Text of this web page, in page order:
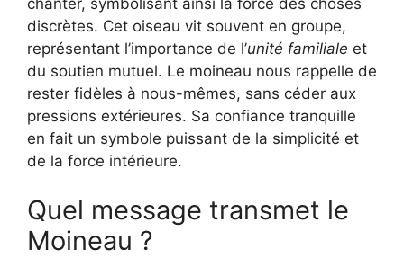
discrètes. Cet oiseau vit souvent en groupe,
représentant l’importance de l’unité familiale et
du soutien mutuel. Le moineau nous rappelle de
rester fidèles à nous-mêmes, sans céder aux
pressions extérieures. Sa confiance tranquille
en fait un symbole puissant de la simplicité et
de la force intérieure.
Quel message transmet le
Moineau ?